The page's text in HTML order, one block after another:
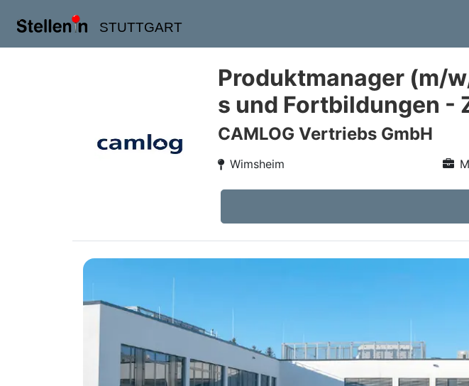
STUTTGART
Produktmanager (m/
s und Fortbildungen
CAMLOG Vertriebs GmbH
Wimsheim